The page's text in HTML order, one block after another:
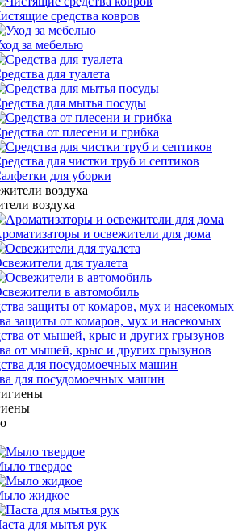
средства ковров
за мебелью
для туалета
для мытья посуды
от плесени и грибка
для чистки труб и септиков
для уборки
воздуха
и освежители для дома
для туалета
в автомобиль
защиты от комаров, мух и насекомых
от мышей, крыс и других грызунов
для посудомоечных машин
твердое
жидкое
для мытья рук